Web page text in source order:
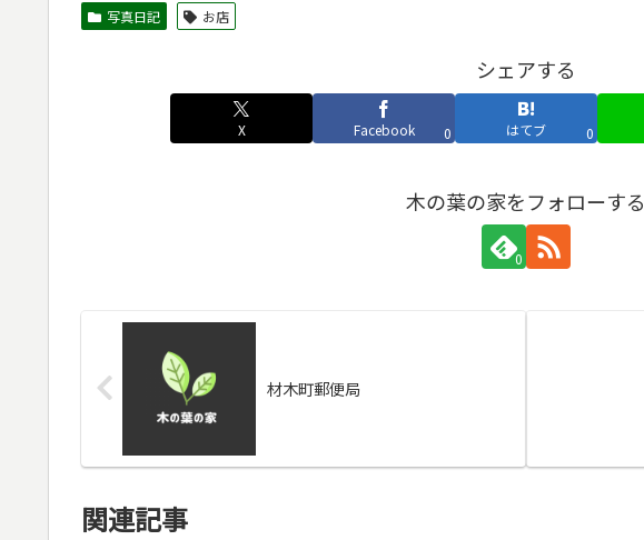
写真日記 お店
シェアする
X Facebook 0 はてブ 0
木の葉の家をフォローする
0
材木町郵便局
関連記事